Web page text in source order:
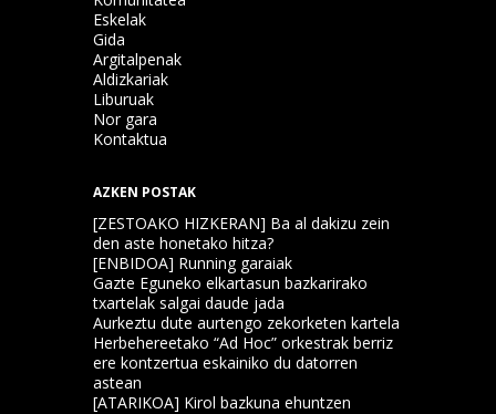
Eskelak
Gida
Argitalpenak
Aldizkariak
Liburuak
Nor gara
Kontaktua
AZKEN POSTAK
[ZESTOAKO HIZKERAN] Ba al dakizu zein
den aste honetako hitza?
[ENBIDOA] Running garaiak
Gazte Eguneko elkartasun bazkarirako
txartelak salgai daude jada
Aurkeztu dute aurtengo zekorketen kartela
Herbehereetako “Ad Hoc” orkestrak berriz
ere kontzertua eskainiko du datorren
astean
[ATARIKOA] Kirol bazkuna ehuntzen